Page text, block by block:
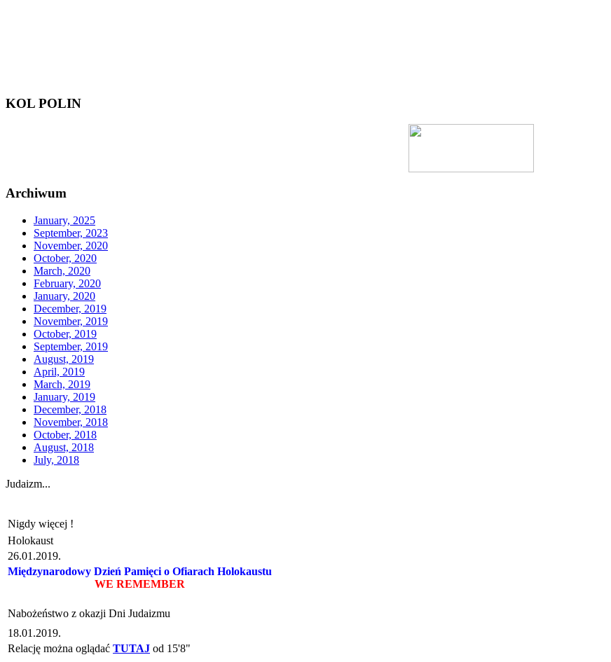
KOL POLIN
Archiwum
January, 2025
September, 2023
November, 2020
October, 2020
March, 2020
February, 2020
January, 2020
December, 2019
November, 2019
October, 2019
September, 2019
August, 2019
April, 2019
March, 2019
January, 2019
December, 2018
November, 2018
October, 2018
August, 2018
July, 2018
Judaizm...
Nigdy więcej !
Holokaust
26.01.2019.
Międzynarodowy Dzień Pamięci o Ofiarach Holokaustu
WE REMEMBER
Nabożeństwo z okazji Dni Judaizmu
18.01.2019.
Relację można oglądać TUTAJ od 15'8"